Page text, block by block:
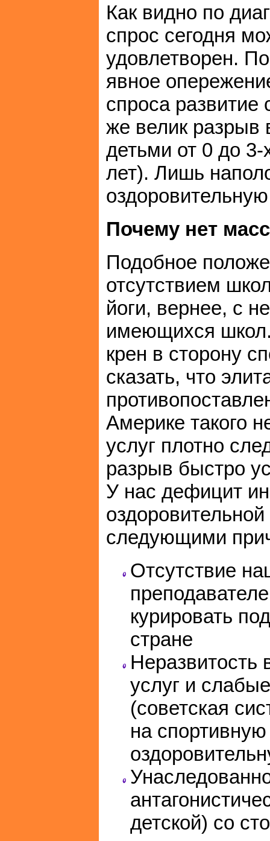
Как видно по
спрос сегодня
удовлетворен.
явное
спроса развитие
же велик разрыв
детьми от 0 до 3-
лет). Лишь
оздоровительную
Почему нет
Подобное
отсутствием
йоги, вернее, с
имеющихся школ.
крен в сторону
сказать, что
Америке такого
услуг плотно
разрыв быстро
У нас дефицит
следующими
Отсутствие
курировать
стране
Неразвитость
услуг и
(советская
на спортивную
детской) со